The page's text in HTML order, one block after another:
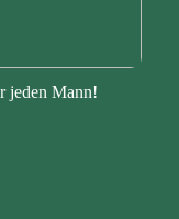
jeden Mann!